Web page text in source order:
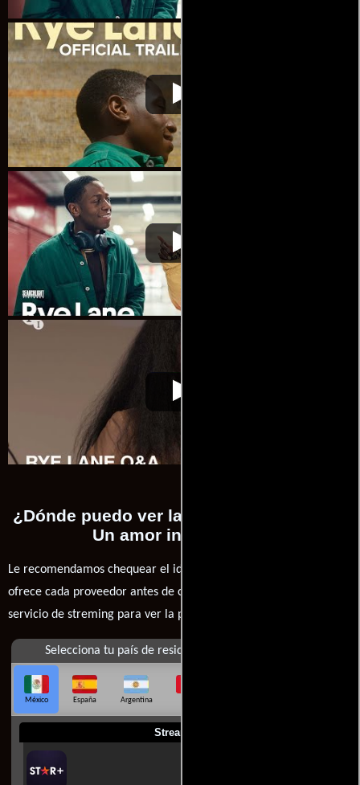
Rye Lane: Un amor
inesperado
Video de la película Rye Lane: Un
amor inesperado
Rye Lane: Un amor
inesperado
Video de la película Rye Lane: Un
amor inesperado
Rye Lane: Un amor
Video de la película Rye Lane: Un
amor inesperado
¿Dónde puedo ver la películas Rye Lane:
Un amor inesperado?
Le recomendamos chequear el idioma, doblaje o subtítulos que
ofrece cada proveedor antes de comprar, alquilar o contratar un
servicio de streming para ver la películas.
Selecciona tu país de residencia
México España Argentina
Streaming